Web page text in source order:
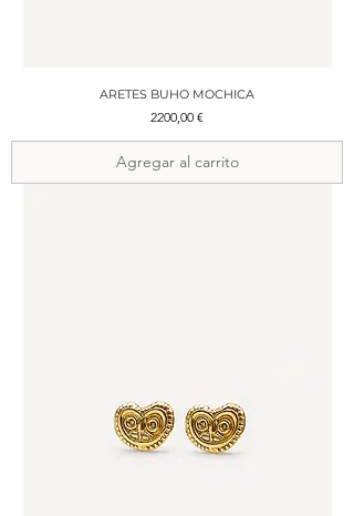
ARETES BUHO MOCHICA
Precio
2200,00 €
Agregar al carrito